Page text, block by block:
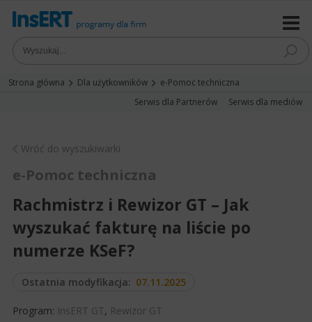
Strona główna Dla użytkowników
e-Pomoc techniczna
Serwis dla Partnerów
Serwis dla mediów
Wróć do wyszukiwarki
e-Pomoc techniczna
Rachmistrz i Rewizor GT – Jak
wyszukać fakturę na liście po
numerze KSeF?
Ostatnia modyfikacja: 07.11.2025
Program: InsERT GT, Rewizor GT